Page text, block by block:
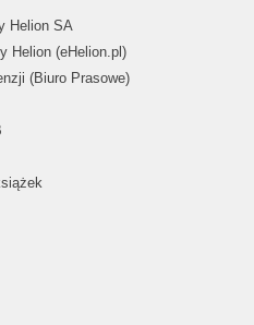
Helion SA
Helion (eHelion.pl)
(Biuro Prasowe)